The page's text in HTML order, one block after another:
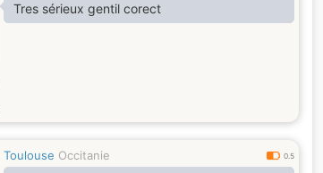
Tres sérieux gentil corect
Toulouse Occitanie 0.5